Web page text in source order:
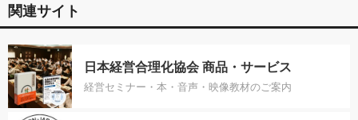
関連サイト
日本経営合理化協会 商品・サービス
経営セミナー・本・音声・映像教材のご案内